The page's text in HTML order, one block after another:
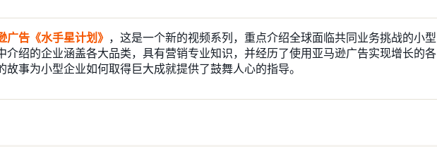
广告《水手星计划》 ，这是一个新的视频系列，重点介绍全球面临共同业务挑战的小型
介绍的企业涵盖各大品类，具有营销专业知识，并经历了使用亚马逊广告实现增长的各
故事为小型企业如何取得巨大成就提供了鼓舞人心的指导。